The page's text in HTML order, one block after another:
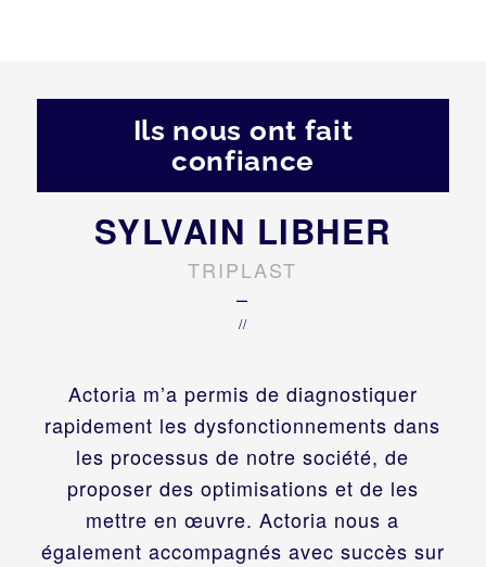
Ils nous ont fait
confiance
Actoria m’a permis de diagnostiquer
rapidement les dysfonctionnements dans
les processus de notre société, de
proposer des optimisations et de les
mettre en œuvre. Actoria nous a
également accompagnés avec succès sur
SYLVAIN LIBHER
TRIPLAST
–
//